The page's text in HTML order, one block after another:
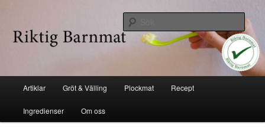
huvudinnehåll
Riktig barnmat
Sök
Artiklar Gröt & Välling Plockmat Recept
Ingredienser Om oss